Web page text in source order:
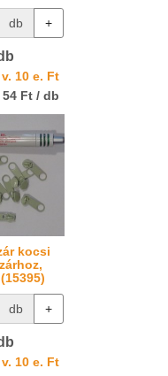
db +
10 e. Ft
54 Ft / db
kocsi
db +
10 e. Ft